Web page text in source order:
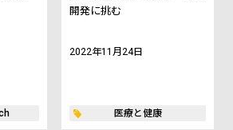
開発に挑む
2022年11月24日
医療と健康